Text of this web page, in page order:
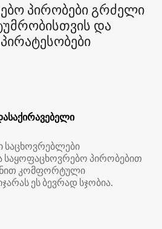
პირობები გრძელი
და
საყოფაცხოვრებო პირობებით
კომფორტული
ეს ბევრად სჯობია.